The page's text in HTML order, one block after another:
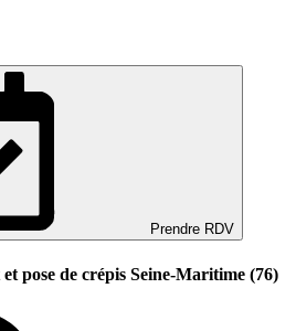
Prendre RDV
pose de crépis Seine-Maritime (76)